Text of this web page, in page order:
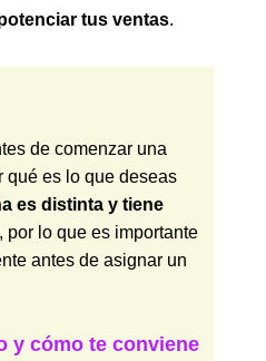
tus ventas.
de comenzar una
qué es lo que deseas
es distinta y tiene
por lo que es importante
antes de asignar un
y cómo te conviene